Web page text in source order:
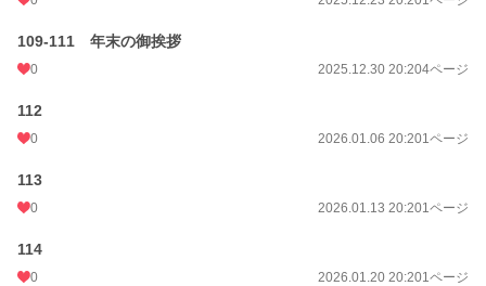
109-111 年末の御挨拶
0 2025.12.30 20:204ページ
112
0 2026.01.06 20:201ページ
113
0 2026.01.13 20:201ページ
114
0 2026.01.20 20:201ページ